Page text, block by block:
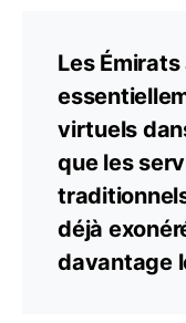
Les
virtuels
que les
déjà
davantage